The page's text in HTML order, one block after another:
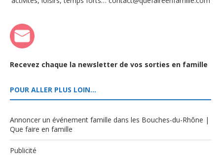
Recevez chaque la newsletter de vos sorties en famille
POUR ALLER PLUS LOIN…
Annoncer un événement famille dans les Bouches-du-Rhône |
Que faire en famille
Publicité